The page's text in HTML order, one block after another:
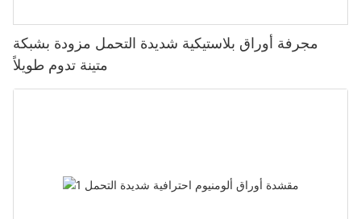
مجرفة أوراق بلاستيكية شديدة التحمل مزودة بشبكة
متينة تدوم طويلاً